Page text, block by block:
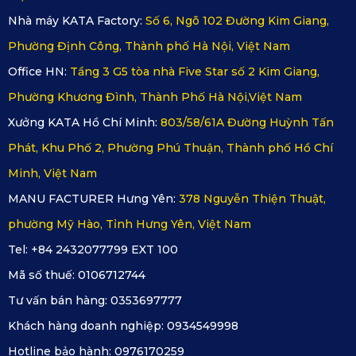
2.6. Lắp đặt chuyên nghiệp – Đảm bảo độ
chính xác và tính thẩm mỹ
Nhà máy KATA Factory: Số 6, Ngõ 102 Đường Kim Giang,
Phường Định Công, Thành phố Hà Nội, Việt Nam
Office HN: Tầng 3 G5 tòa nhà Five Star số 2 Kim Giang,
Phường Khương Đình, Thành Phố Hà Nội,Việt Nam
Xưởng KATA Hồ Chí Minh: 803/58/61A Đường Huỳnh Tấn
Phát, Khu Phố 2, Phường Phú Thuận, Thành phố Hồ Chí
Minh, Việt Nam
MANU FACTURER Hưng Yên: 378 Nguyễn Thiện Thuật,
phường Mỹ Hào, Tỉnh Hưng Yên, Việt Nam
Tel: +84 2432077799 EXT 100
Mã số thuế: 0106712744
Tư vấn bán hàng: 0353697777
Khách hàng doanh nghiệp: 0934549998
Hotline bảo hành: 0976170259